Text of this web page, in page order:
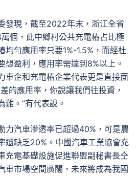
發現，截至2022年末，浙江全省
個，此中鄉村公共充電樁占比極
均勻應用率只要1%-1.5%，而經杜
想盈利，應用率需達到8%以上。
車企和充電樁企業代表更是直接面
的應用率，你說讓我們往投資，
難。”有代表說。
力汽車滲透率已超過40%，可是農
還缺乏20%。中國汽車工業協會充
充電基礎設施促進聯盟副秘書長仝
車市場空間廣闊，未來將成為我國